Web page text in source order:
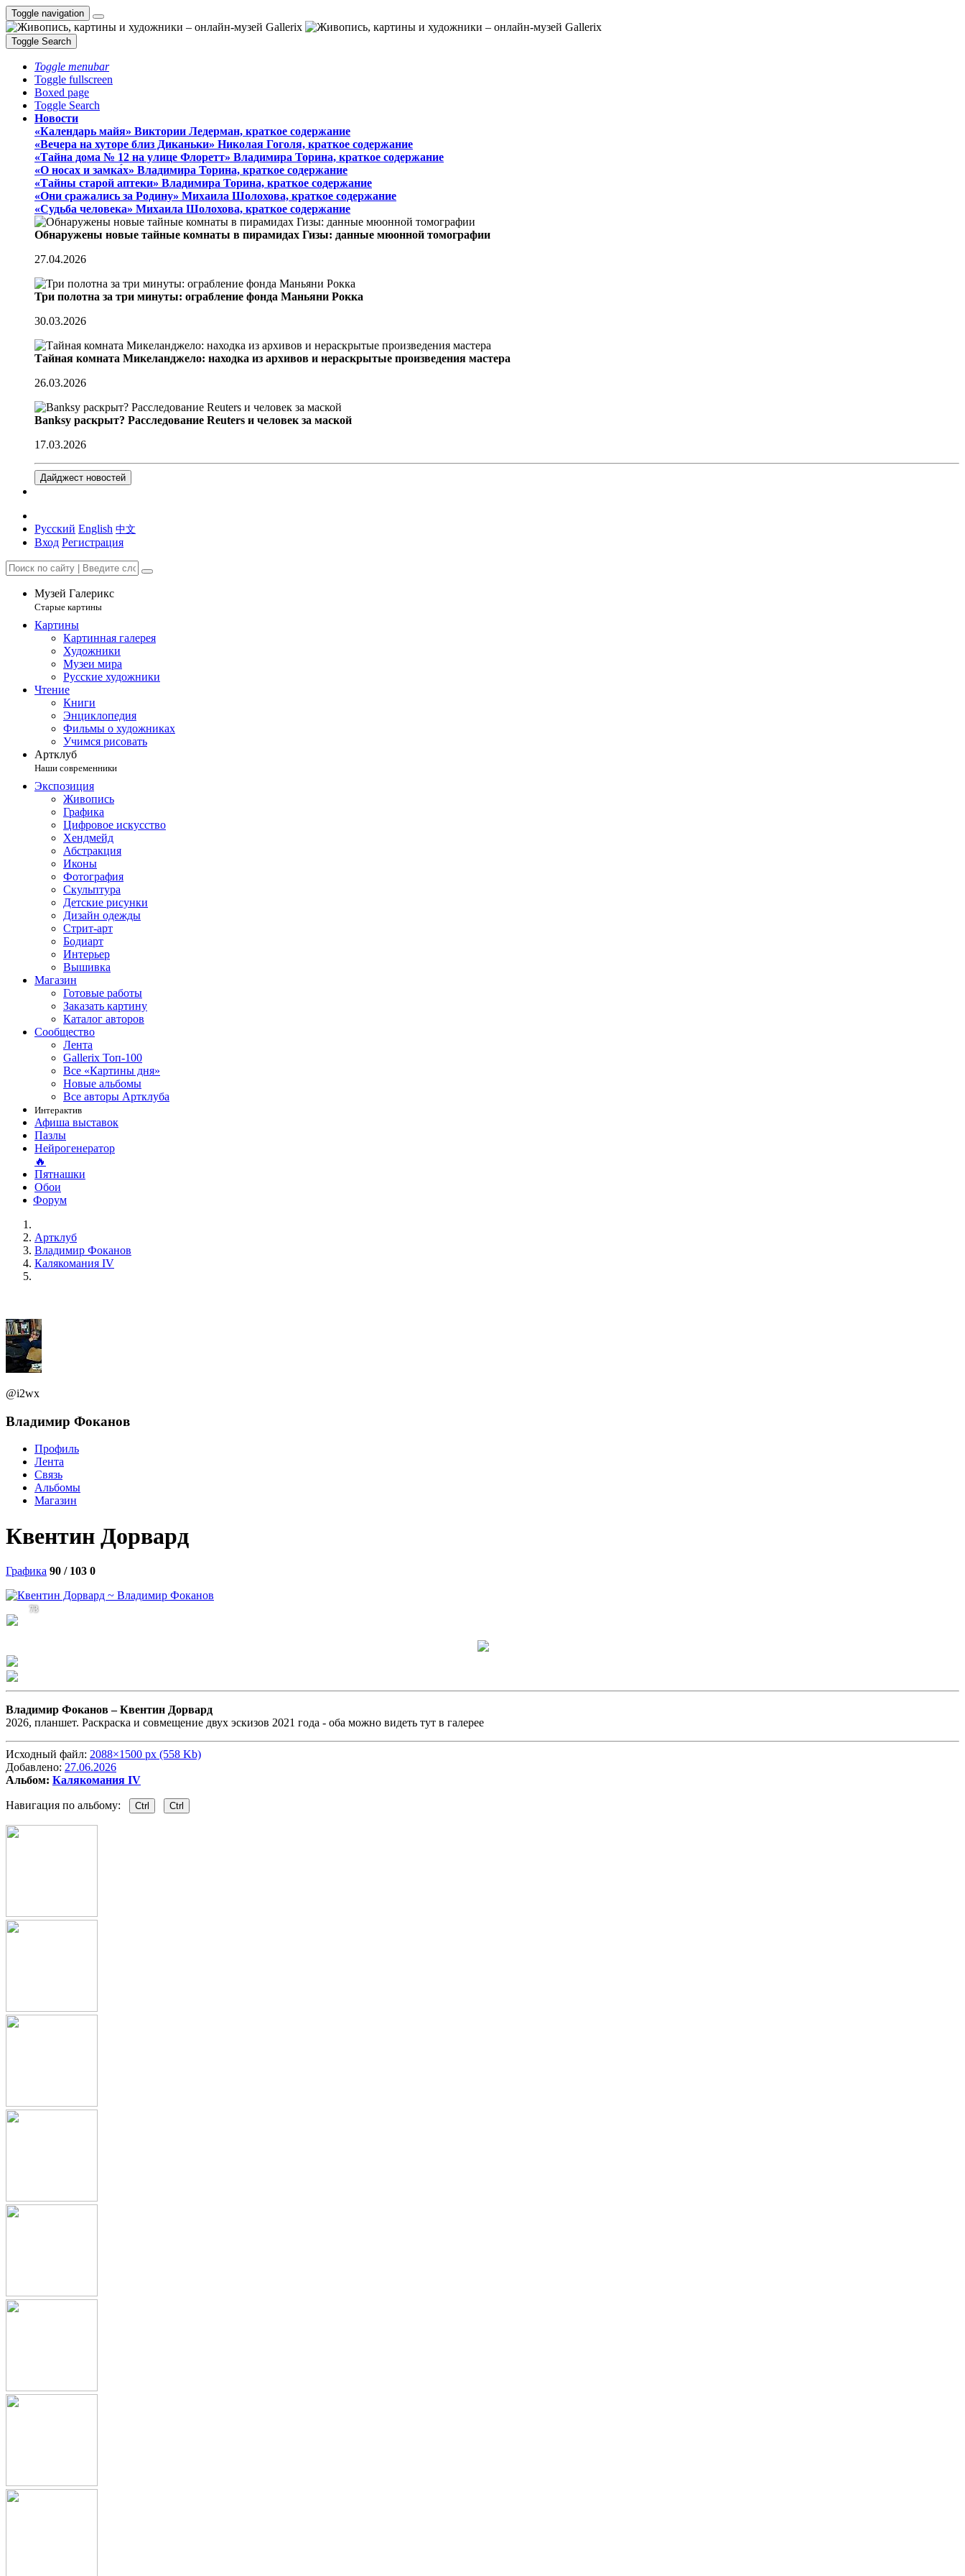
Toggle navigation
Toggle Search
Toggle menubar
Toggle fullscreen
Boxed page
Toggle Search
Новости
«Календарь майя» Виктории Ледерман, краткое содержание
«Вечера на хуторе близ Диканьки» Николая Гоголя, краткое содержание
«Тайна дома № 12 на улице Флоретт» Владимира Торина, краткое содержание
«О носах и замка́х» Владимира Торина, краткое содержание
«Тайны старой аптеки» Владимира Торина, краткое содержание
«Они сражались за Родину» Михаила Шолохова, краткое содержание
«Судьба человека» Михаила Шолохова, краткое содержание
Обнаружены новые тайные комнаты в пирамидах Гизы: данные мюонной томографии
27.04.2026
Три полотна за три минуты: ограбление фонда Маньяни Рокка
30.03.2026
Тайная комната Микеланджело: находка из архивов и нераскрытые произведения мастера
26.03.2026
Banksy раскрыт? Расследование Reuters и человек за маской
17.03.2026
Дайджест новостей
Русский English 中文
Вход Регистрация
Музей Галерикс
Старые картины
Картины
Картинная галерея
Художники
Музеи мира
Русские художники
Чтение
Книги
Энциклопедия
Фильмы о художниках
Учимся рисовать
Артклуб
Наши современники
Экспозиция
Живопись
Графика
Цифровое искусство
Хендмейд
Абстракция
Иконы
Фотография
Скульптура
Детские рисунки
Дизайн одежды
Стрит-арт
Бодиарт
Интерьер
Вышивка
Магазин
Готовые работы
Заказать картину
Каталог авторов
Сообщество
Лента
Gallerix Топ-100
Все «Картины дня»
Новые альбомы
Все авторы Артклуба
Интерактив
Афиша выставок
Пазлы
Нейрогенератор
🔥
Пятнашки
Обои
Форум
Артклуб
Владимир Фоканов
Калякомания IV
@i2wx
Владимир Фоканов
Профиль
Лента
Связь
Альбомы
Магазин
Квентин Дорвард
Графика 90 / 103 0
73
Владимир Фоканов –Квентин Дорвард
2026, планшет. Раскраска и совмещение двух эскизов 2021 года - оба можно видеть тут в галерее
Исходный файл: 2088×1500 px (558 Kb)
Добавлено: 27.06.2026
Альбом: Калякомания IV
Навигация по альбому: Ctrl Ctrl